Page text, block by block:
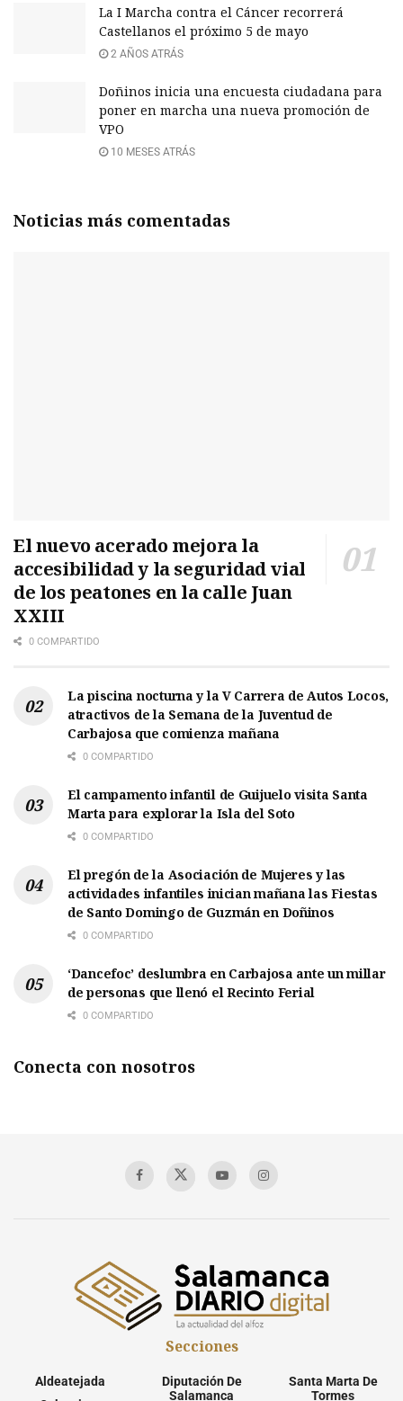
La I Marcha contra el Cáncer recorrerá
Castellanos el próximo 5 de mayo
2 AÑOS ATRÁS
Doñinos inicia una encuesta ciudadana para
poner en marcha una nueva promoción de
VPO
10 MESES ATRÁS
Noticias más comentadas
El nuevo acerado mejora la
accesibilidad y la seguridad vial
de los peatones en la calle Juan
XXIII
0 COMPARTIDO
La piscina nocturna y la V Carrera de Autos Locos,
atractivos de la Semana de la Juventud de
Carbajosa que comienza mañana
0 COMPARTIDO
El campamento infantil de Guijuelo visita Santa
Marta para explorar la Isla del Soto
0 COMPARTIDO
El pregón de la Asociación de Mujeres y las
actividades infantiles inician mañana las Fiestas
de Santo Domingo de Guzmán en Doñinos
0 COMPARTIDO
‘Dancefoc’ deslumbra en Carbajosa ante un millar
de personas que llenó el Recinto Ferial
0 COMPARTIDO
Conecta con nosotros
Secciones
Aldeatejada
Diputación De
Salamanca
Santa Marta De
Tormes